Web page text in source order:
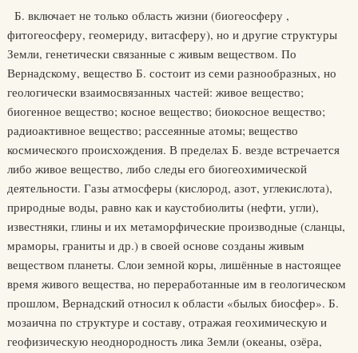
Б. включает не только область жизни (биогеосферу ,
фитогеосферу, геомериду, витасферу), но и другие структуры
Земли, генетически связанные с живым веществом. По
Вернадскому, вещество Б. состоит из семи разнообразных, но
геологически взаимосвязанных частей: живое вещество;
биогенное вещество; косное вещество; биокосное вещество;
радиоактивное вещество; рассеянные атомы; вещество
космического происхождения. В пределах Б. везде встречается
либо живое вещество, либо следы его биогеохимической
деятельности. Газы атмосферы (кислород, азот, углекислота),
природные воды, равно как и каустобиолиты (нефти, угли),
известняки, глины и их метаморфические производные (сланцы,
мраморы, граниты и др.) в своей основе созданы живым
веществом планеты. Слои земной коры, лишённые в настоящее
время живого вещества, но переработанные им в геологическом
прошлом, Вернадский относил к области «былых биосфер». Б.
мозаична по структуре и составу, отражая геохимическую и
геофизическую неоднородность лика Земли (океаны, озёра,